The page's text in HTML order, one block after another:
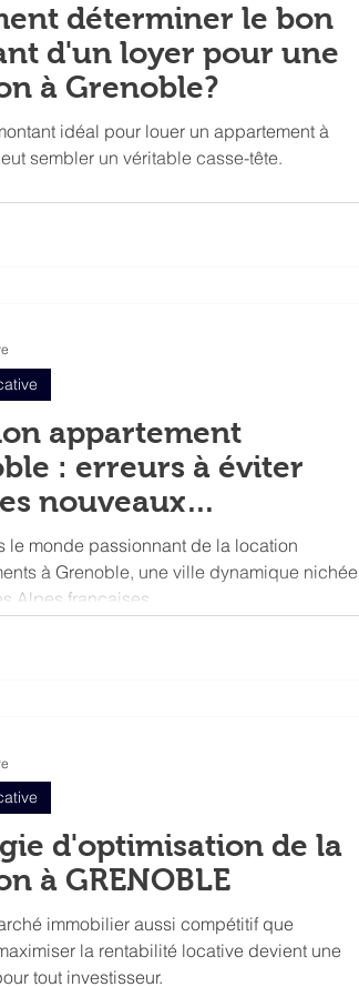
déterminer le bon
d'un loyer pour une
à Grenoble?
idéal pour louer un appartement à
sembler un véritable casse-tête.
appartement
: erreurs à éviter
nouveaux
le monde passionnant de la location
à Grenoble, une ville dynamique nichée
Alpes françaises.
d'optimisation de la
à GRENOBLE
immobilier aussi compétitif que
la rentabilité locative devient une
tout investisseur.